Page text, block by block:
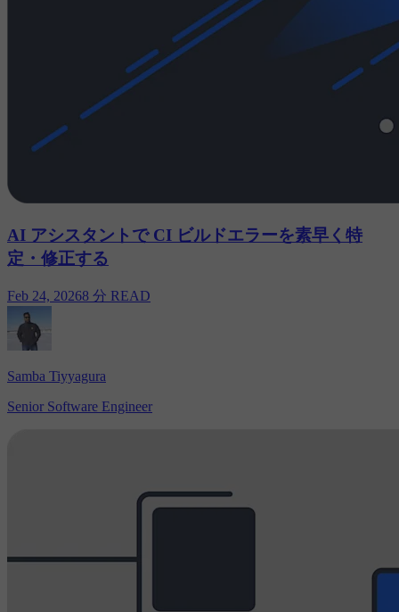
AI アシスタントで CI ビルドエラーを素早く特
定・修正する
Feb 24, 20268 分 READ
Samba Tiyyagura
Senior Software Engineer